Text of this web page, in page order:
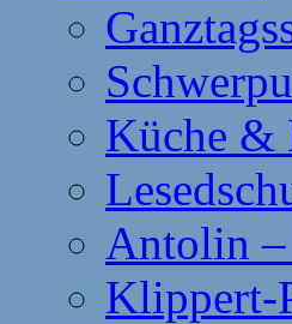
Küche &
Antolin –
Klippert-